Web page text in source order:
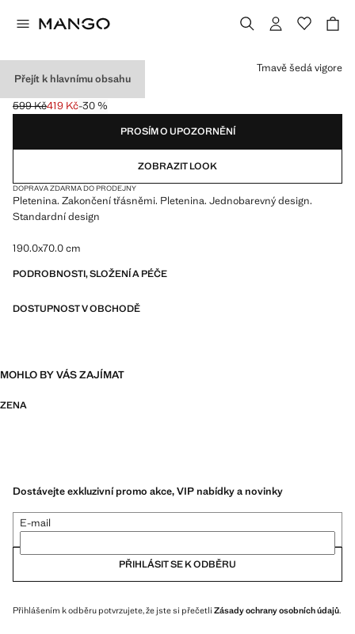
Přejít k hlavnímu obsahu
ŠÁLA S TŘÁSNĚMI
Původní cena přeškrtnutá [599 Kč ]
599 Kč
Aktuální cena [419 Kč ]
419 Kč-30 %
Vyberte barvu
Tmavě šedá vigore
PROSÍM O UPOZORNĚNÍ
ZOBRAZIT LOOK
DOPRAVA ZDARMA DO PRODEJNY
Pletenina. Zakončení třásněmi. Pletenina. Jednobarevný design.
Standardní design
190.0x70.0 cm
PODROBNOSTI, SLOŽENÍ A PÉČE
DOSTUPNOST V OBCHODĚ
MOHLO BY VÁS ZAJÍMAT
ZENA
Dostávejte exkluzivní promo akce, VIP nabídky a novinky
E-mail
PŘIHLÁSIT SE K ODBĚRU
Přihlášením k odběru potvrzujete, že jste si přečetli Zásady ochrany osobních údajů.